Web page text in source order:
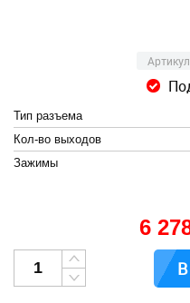
Тип разъема
Кол-во выходов
Зажимы
6